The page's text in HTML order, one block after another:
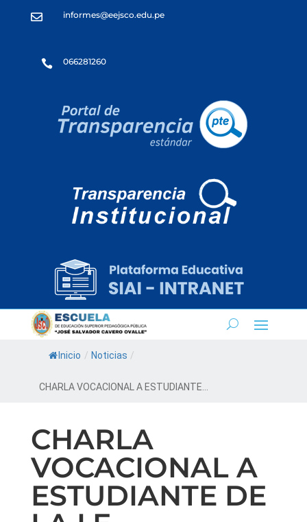
 informes@eejsco.edu.pe
 066281260
Inicio / Noticias /
CHARLA VOCACIONAL A ESTUDIANTE...
CHARLA
VOCACIONAL A
ESTUDIANTE DE